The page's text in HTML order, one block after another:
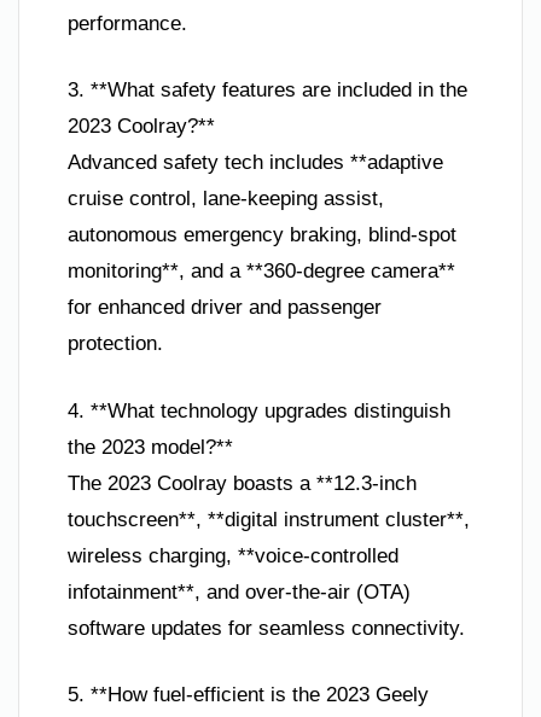
performance.
3. **What safety features are included in the
2023 Coolray?**
Advanced safety tech includes **adaptive
cruise control, lane-keeping assist,
autonomous emergency braking, blind-spot
monitoring**, and a **360-degree camera**
for enhanced driver and passenger
protection.
4. **What technology upgrades distinguish
the 2023 model?**
The 2023 Coolray boasts a **12.3-inch
touchscreen**, **digital instrument cluster**,
wireless charging, **voice-controlled
infotainment**, and over-the-air (OTA)
software updates for seamless connectivity.
5. **How fuel-efficient is the 2023 Geely